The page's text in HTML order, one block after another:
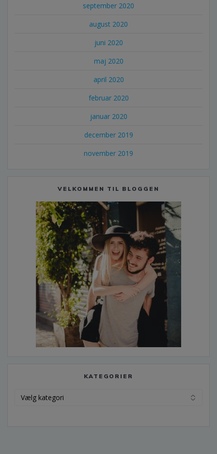
september 2020
august 2020
juni 2020
maj 2020
april 2020
februar 2020
januar 2020
december 2019
november 2019
VELKOMMEN TIL BLOGGEN
KATEGORIER